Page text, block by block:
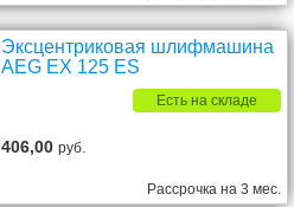
Эксцентриковая шлифмашина
AEG EX 125 ES
Есть на складе
406,00руб.
Рассрочка на 3 мес.